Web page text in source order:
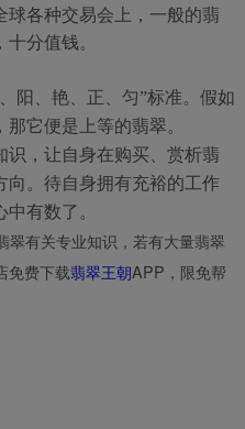
球各种交易会上，一般的翡
分值钱。
阳、艳、正、匀”标准。假如
它便是上等的翡翠。
识，让自身在购买、赏析翡
向。待自身拥有充裕的工作
有数了。
翠有关专业知识，若有大量翡翠
免费下载翡翠王朝APP，限免帮